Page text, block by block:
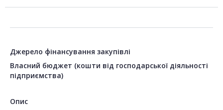
Джерело фінансування закупівлі
Власний бюджет (кошти від господарської діяльності
підприємства)
Опис